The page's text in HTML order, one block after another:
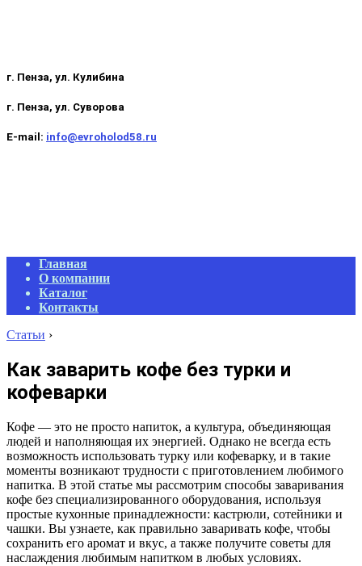
г. Пенза, ул. Кулибина
г. Пенза, ул. Суворова
E-mail: info@evroholod58.ru
Primary
Navigation
Menu
Главная
О компании
Каталог
Контакты
Статьи ›
Как заварить кофе без турки и
кофеварки
Кофе — это не просто напиток, а культура, объединяющая
людей и наполняющая их энергией. Однако не всегда есть
возможность использовать турку или кофеварку, и в такие
моменты возникают трудности с приготовлением любимого
напитка. В этой статье мы рассмотрим способы заваривания
кофе без специализированного оборудования, используя
простые кухонные принадлежности: кастрюли, сотейники и
чашки. Вы узнаете, как правильно заваривать кофе, чтобы
сохранить его аромат и вкус, а также получите советы для
наслаждения любимым напитком в любых условиях.